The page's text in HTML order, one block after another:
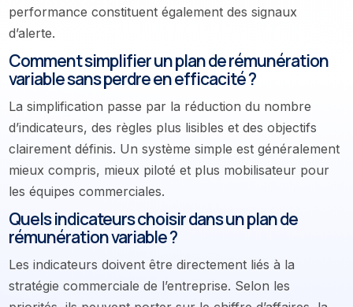
performance constituent également des signaux
d’alerte.
Comment simplifier un plan de rémunération
variable sans perdre en efficacité ?
La simplification passe par la réduction du nombre
d’indicateurs, des règles plus lisibles et des objectifs
clairement définis. Un système simple est généralement
mieux compris, mieux piloté et plus mobilisateur pour
les équipes commerciales.
Quels indicateurs choisir dans un plan de
rémunération variable ?
Les indicateurs doivent être directement liés à la
stratégie commerciale de l’entreprise. Selon les